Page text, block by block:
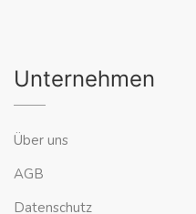
Unternehmen
Über uns
AGB
Datenschutz